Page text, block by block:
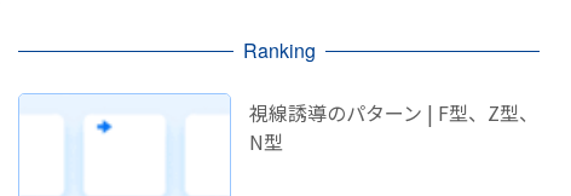
Ranking
視線誘導のパターン | F型、Z型、
N型